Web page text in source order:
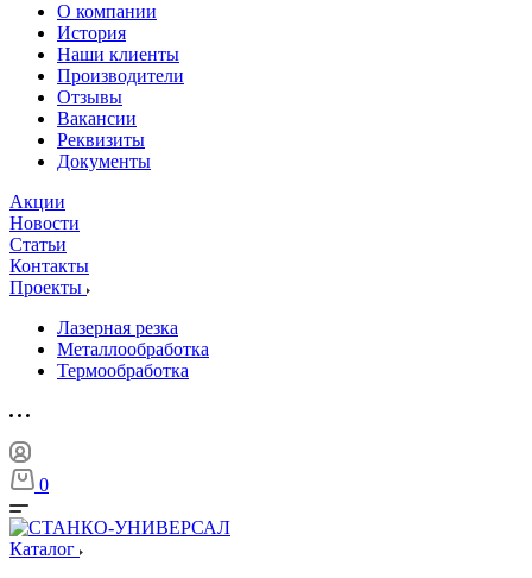
О компании
История
Наши клиенты
Производители
Отзывы
Вакансии
Реквизиты
Документы
Акции
Новости
Статьи
Контакты
Проекты
Лазерная резка
Металлообработка
Термообработка
0
Каталог